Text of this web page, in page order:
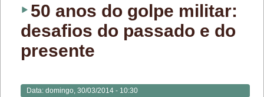
50 anos do golpe militar:
desafios do passado e do
presente
Data: domingo, 30/03/2014 - 10:30